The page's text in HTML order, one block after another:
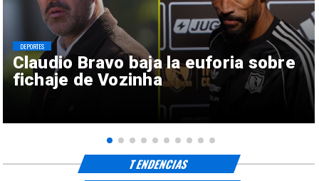
Claudio Bravo baja la euforia sobre
fichaje de Vozinha
DEPORTES
TENDENCIAS